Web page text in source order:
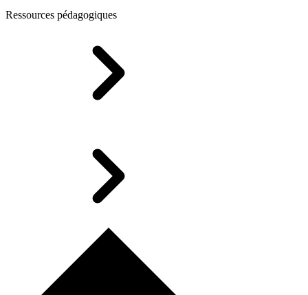
Ressources pédagogiques